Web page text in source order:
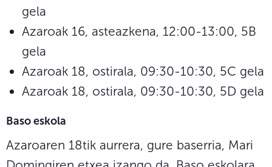
gela
Azaroak 16, asteazkena, 12:00-13:00, 5B
gela
Azaroak 18, ostirala, 09:30-10:30, 5C gela
Azaroak 18, ostirala, 09:30-10:30, 5D gela
Baso eskola
Azaroaren 18tik aurrera, gure baserria, Mari